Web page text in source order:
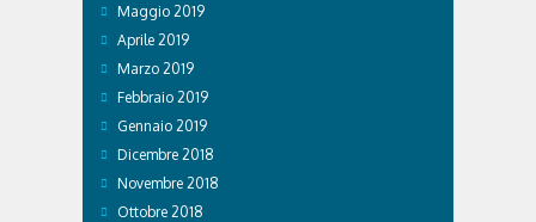
Maggio 2019
Aprile 2019
Marzo 2019
Febbraio 2019
Gennaio 2019
Dicembre 2018
Novembre 2018
Ottobre 2018